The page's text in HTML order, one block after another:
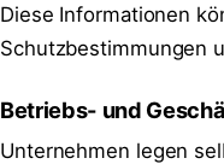
Diese Informationen
Schutzbestimmungen
Betriebs- und
Unternehmen legen